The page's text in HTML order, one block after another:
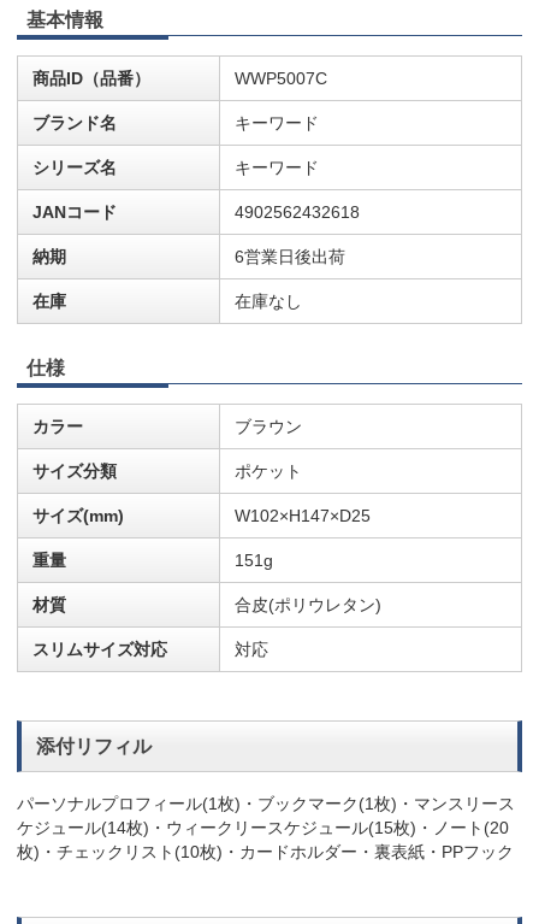
基本情報
商品ID（品番） WWP5007C
ブランド名 キーワード
シリーズ名 キーワード
JANコード 4902562432618
納期 6営業日後出荷
在庫 在庫なし
仕様
カラー ブラウン
サイズ分類 ポケット
サイズ(mm) W102×H147×D25
重量 151g
材質 合皮(ポリウレタン)
スリムサイズ対応 対応
添付リフィル
パーソナルプロフィール(1枚)・ブックマーク(1枚)・マンスリース
ケジュール(14枚)・ウィークリースケジュール(15枚)・ノート(20
枚)・チェックリスト(10枚)・カードホルダー・裏表紙・PPフック